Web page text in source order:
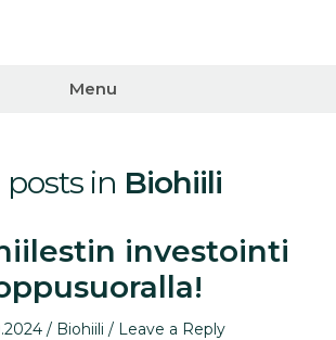
Menu
posts in Biohiili
investointi
Posted
Biohiili Leave a Reply